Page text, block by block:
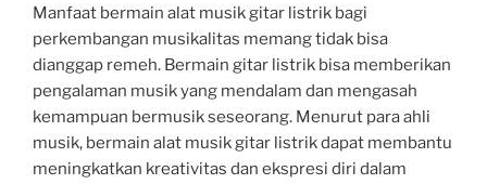
Manfaat bermain alat musik gitar listrik bagi
perkembangan musikalitas memang tidak bisa
dianggap remeh. Bermain gitar listrik bisa memberikan
pengalaman musik yang mendalam dan mengasah
kemampuan bermusik seseorang. Menurut para ahli
musik, bermain alat musik gitar listrik dapat membantu
meningkatkan kreativitas dan ekspresi diri dalam